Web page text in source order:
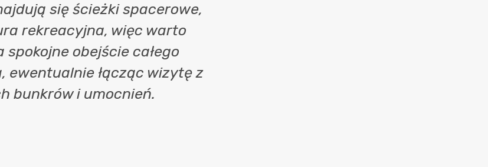
się ścieżki spacerowe,
rekreacyjna, więc warto
obejście całego
ewentualnie łącząc wizytę z
bunkrów i umocnień.